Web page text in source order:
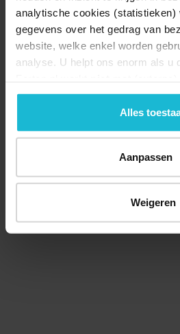
analytische cookies (statistieken)
gegevens over het gedrag van
website, welke enkel worden
analyse. U helpt ons enorm als u
geen commerciële doelstelling.
de knoppen accepteren, beheren
Alles
Aanpassen
Weigeren
Doneer nu
Forten.nl wordt ondersteund door de